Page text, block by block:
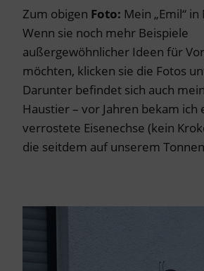
Zum obigen Foto: Mein „Emil“
Wenn sie noch mehr Beispiele
außergewöhnlicher Ideen für
möchten, klicken sie die Fotos
Darunter befindet sich auch
Haustier – vor Jahren bekam ich
verrostete Eisenechse (kein
die seitdem auf unserem